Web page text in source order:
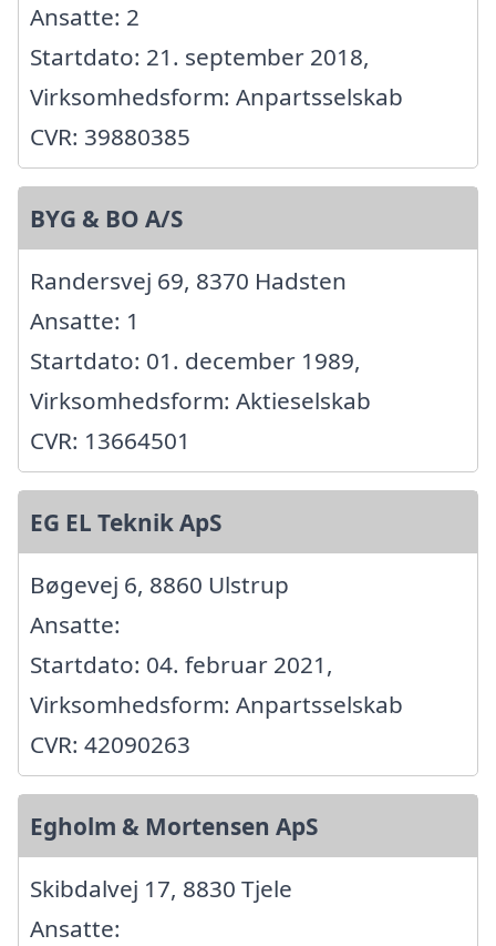
Ansatte: 2
Startdato: 21. september 2018,
Virksomhedsform: Anpartsselskab
CVR: 39880385
BYG & BO A/S
Randersvej 69, 8370 Hadsten
Ansatte: 1
Startdato: 01. december 1989,
Virksomhedsform: Aktieselskab
CVR: 13664501
EG EL Teknik ApS
Bøgevej 6, 8860 Ulstrup
Ansatte:
Startdato: 04. februar 2021,
Virksomhedsform: Anpartsselskab
CVR: 42090263
Egholm & Mortensen ApS
Skibdalvej 17, 8830 Tjele
Ansatte: